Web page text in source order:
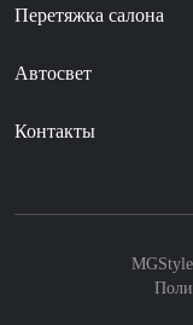
Перетяжка салона
Автосвет
Контакты